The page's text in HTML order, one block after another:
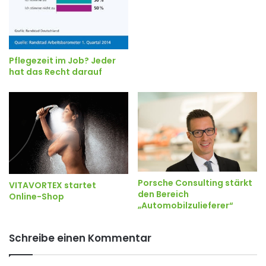
Pflegezeit im Job? Jeder
hat das Recht darauf
VITAVORTEX startet
Online-Shop
Porsche Consulting stärkt
den Bereich
„Automobilzulieferer“
Schreibe einen Kommentar